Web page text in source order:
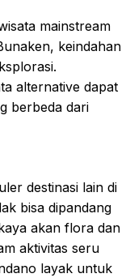
mainstream
keindahan
alternative dapat
berbeda dari
destinasi lain di
bisa dipandang
akan flora dan
aktivitas seru
layak untuk